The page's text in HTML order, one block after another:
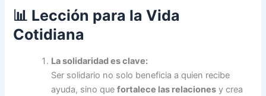
📊 Lección para la Vida
Cotidiana
La solidaridad es clave:
Ser solidario no solo beneficia a quien recibe
ayuda, sino quefortalece las relaciones y crea